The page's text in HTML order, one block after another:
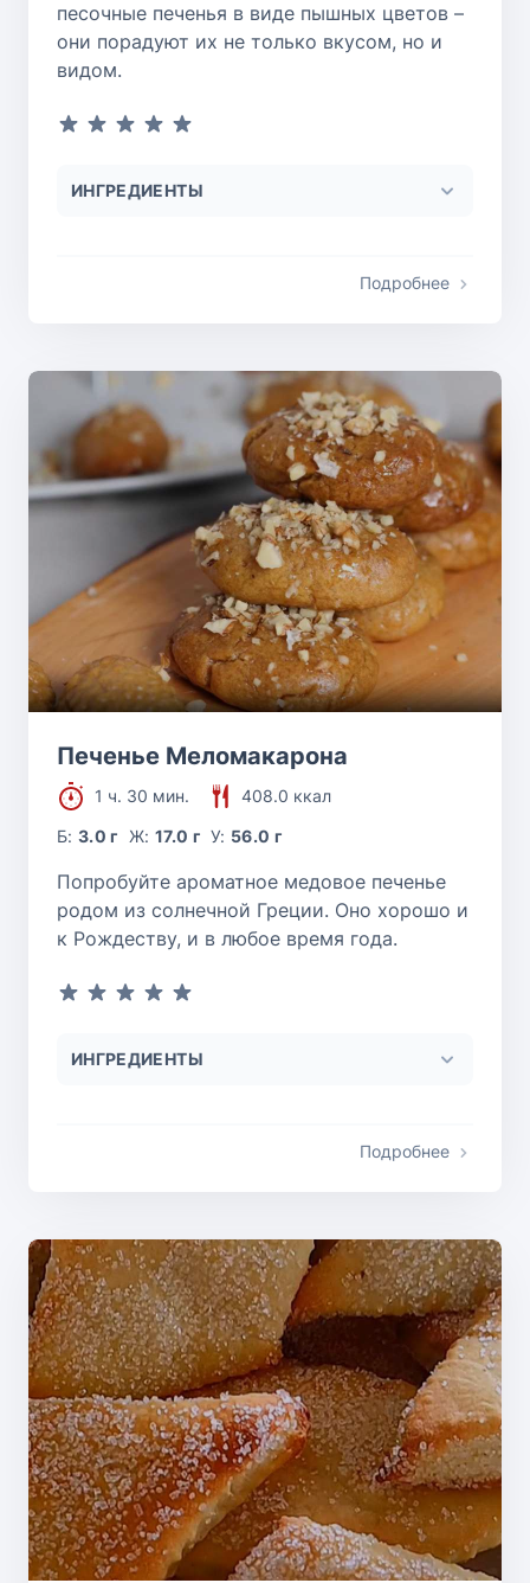
песочные печенья в виде пышных цветов –
они порадуют их не только вкусом, но и
видом.
ИНГРЕДИЕНТЫ
Подробнее
Печенье Меломакарона
1 ч. 30 мин.
408.0 ккал
Б:3.0 г Ж: 17.0 г У: 56.0 г
Попробуйте ароматное медовое печенье
родом из солнечной Греции. Оно хорошо и
к Рождеству, и в любое время года.
ИНГРЕДИЕНТЫ
Подробнее